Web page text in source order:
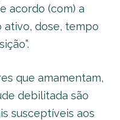
acordo (com) a
dose, tempo
que amamentam,
debilitada são
susceptíveis aos